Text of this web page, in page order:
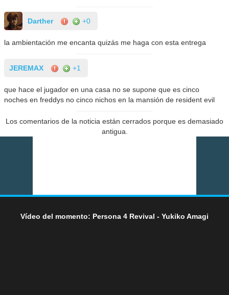
Darther +0
la ambientación me encanta quizás me haga con esta entrega
JEREMAX +1
que hace el jugador en una casa no se supone que es cinco
noches en freddys no cinco nichos en la mansión de resident evil
Los comentarios de la noticia están cerrados porque es demasiado
antigua.
Vídeo del momento: Persona 4 Revival - Yukiko Amagi